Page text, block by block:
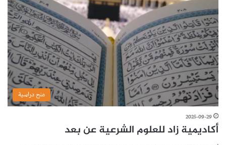
منح دراسية
2025-09-29
أكاديمية زاد للعلوم الشرعية عن بعد